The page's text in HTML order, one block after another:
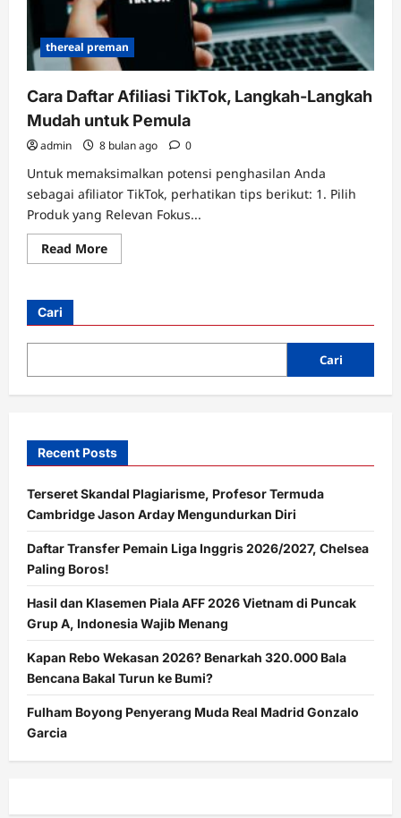
thereal preman
Cara Daftar Afiliasi TikTok, Langkah-Langkah
Mudah untuk Pemula
admin 8 bulan ago 0
Untuk memaksimalkan potensi penghasilan Anda
sebagai afiliator TikTok, perhatikan tips berikut: 1. Pilih
Produk yang Relevan Fokus...
Read MoreRead
more
TikTok,
Langkah
untuk
Cari
Cari
Recent Posts
Terseret Skandal Plagiarisme, Profesor Termuda
Cambridge Jason Arday Mengundurkan Diri
Daftar Transfer Pemain Liga Inggris 2026/2027, Chelsea
Paling Boros!
Hasil dan Klasemen Piala AFF 2026 Vietnam di Puncak
Grup A, Indonesia Wajib Menang
Kapan Rebo Wekasan 2026? Benarkah 320.000 Bala
Bencana Bakal Turun ke Bumi?
Fulham Boyong Penyerang Muda Real Madrid Gonzalo
Garcia